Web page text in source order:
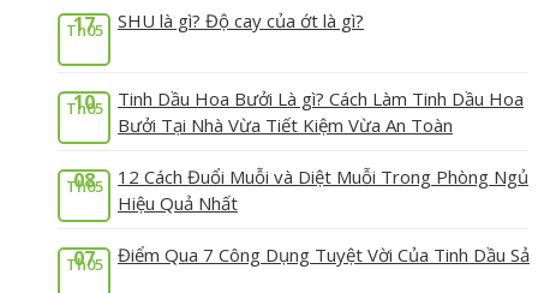
17
Th05 SHU là gì? Độ cay của ớt là gì?
10
Th05
Tinh Dầu Hoa Bưởi Là gì? Cách Làm Tinh Dầu Hoa
Bưởi Tại Nhà Vừa Tiết Kiệm Vừa An Toàn
08
Th05
12 Cách Đuổi Muỗi và Diệt Muỗi Trong Phòng Ngủ
Hiệu Quả Nhất
07
Th05 Điểm Qua 7 Công Dụng Tuyệt Vời Của Tinh Dầu Sả